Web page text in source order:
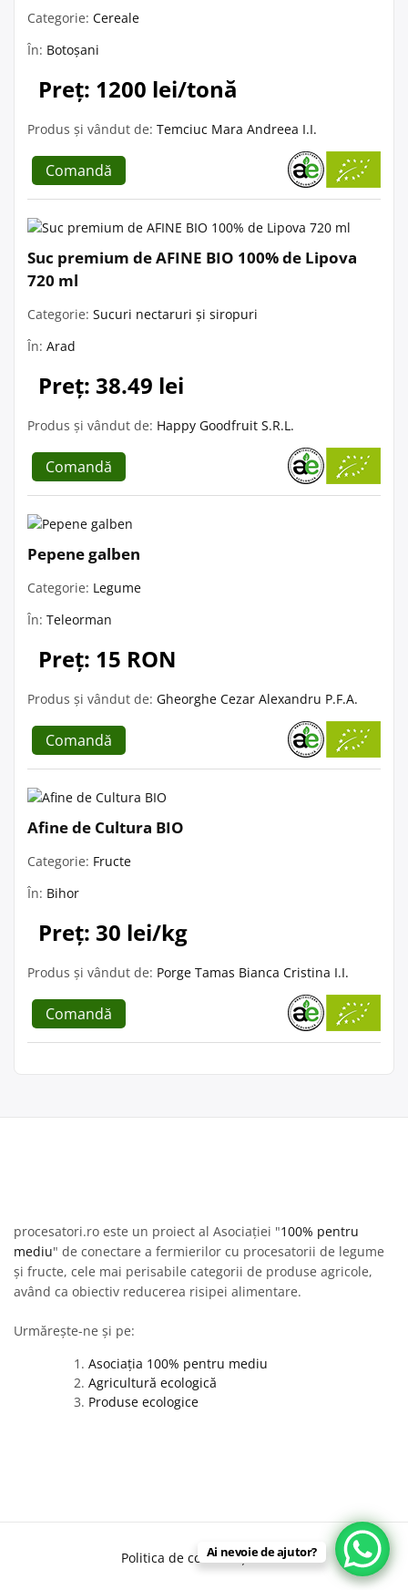
Categorie: Cereale
În: Botoșani
Preț: 1200 lei/tonă
Produs și vândut de: Temciuc Mara Andreea I.I.
Comandă
Suc premium de AFINE BIO 100% de Lipova
720 ml
Categorie: Sucuri nectaruri și siropuri
În: Arad
Preț: 38.49 lei
Produs și vândut de: Happy Goodfruit S.R.L.
Comandă
Pepene galben
Categorie: Legume
În: Teleorman
Preț: 15 RON
Produs și vândut de: Gheorghe Cezar Alexandru P.F.A.
Comandă
Afine de Cultura BIO
Categorie: Fructe
În: Bihor
Preț: 30 lei/kg
Produs și vândut de: Porge Tamas Bianca Cristina I.I.
Comandă
procesatori.ro este un proiect al Asociației "100% pentru
mediu" de conectare a fermierilor cu procesatorii de legume
și fructe, cele mai perisabile categorii de produse agricole,
având ca obiectiv reducerea risipei alimentare.
Urmărește-ne și pe:
Asociația 100% pentru mediu
Agricultură ecologică
Produse ecologice
Politica de confidențialitate
Ai nevoie de ajutor?